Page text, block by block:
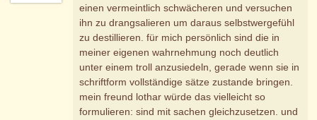
einen vermeintlich schwächeren und versuchen
ihn zu drangsalieren um daraus selbstwergefühl
zu destillieren. für mich persönlich sind die in
meiner eigenen wahrnehmung noch deutlich
unter einem troll anzusiedeln, gerade wenn sie in
schriftform vollständige sätze zustande bringen.
mein freund lothar würde das vielleicht so
formulieren: sind mit sachen gleichzusetzen. und